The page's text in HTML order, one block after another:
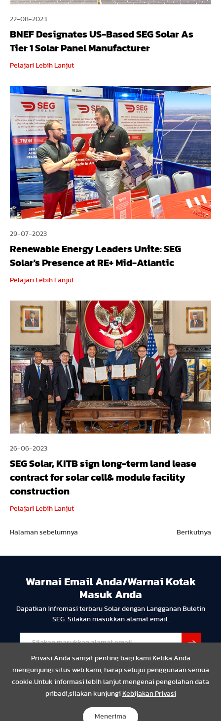
Privasi Anda sangat penting bagi kami.Ketika Anda
mengunjungi situs web kami, harap setujui penggunaan semua
cookie.Untuk informasi lebih lanjut mengenai pengolahan data
pribadi,silakan kunjungi Kebijakan Privasi
Menerima
22-08-2023
BNEF Designates US-Based SEG Solar As
Tier 1 Solar Panel Manufacturer
Pelajari Lebih Lanjut
29-07-2023
Renewable Energy Leaders Unite: SEG
Solar's Presence at RE+ Mid-Atlantic
Pelajari Lebih Lanjut
26-06-2023
SEG Solar, KITB sign long-term land lease
contract for solar cell& module facility
construction
Pelajari Lebih Lanjut
Halaman sebelumnya Berikutnya
Warnai Email Anda/Warnai Kotak
Masuk Anda
Dapatkan infromasi terbaru Solar dengan Langganan Buletin
SEG. Silakan masukkan alamat email.
Copyright © 2024 SEG Solar Semua hak dilindungi undang-
undang.
Privasi Resmi Compliance